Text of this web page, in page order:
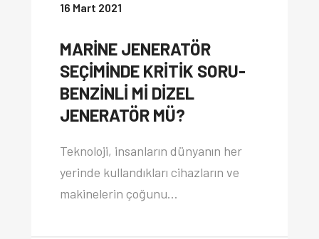
16 Mart 2021
MARİNE JENERATÖR
SEÇİMİNDE KRİTİK SORU-
BENZİNLİ Mİ DİZEL
JENERATÖR MÜ?
Teknoloji, insanların dünyanın her
yerinde kullandıkları cihazların ve
makinelerin çoğunu…